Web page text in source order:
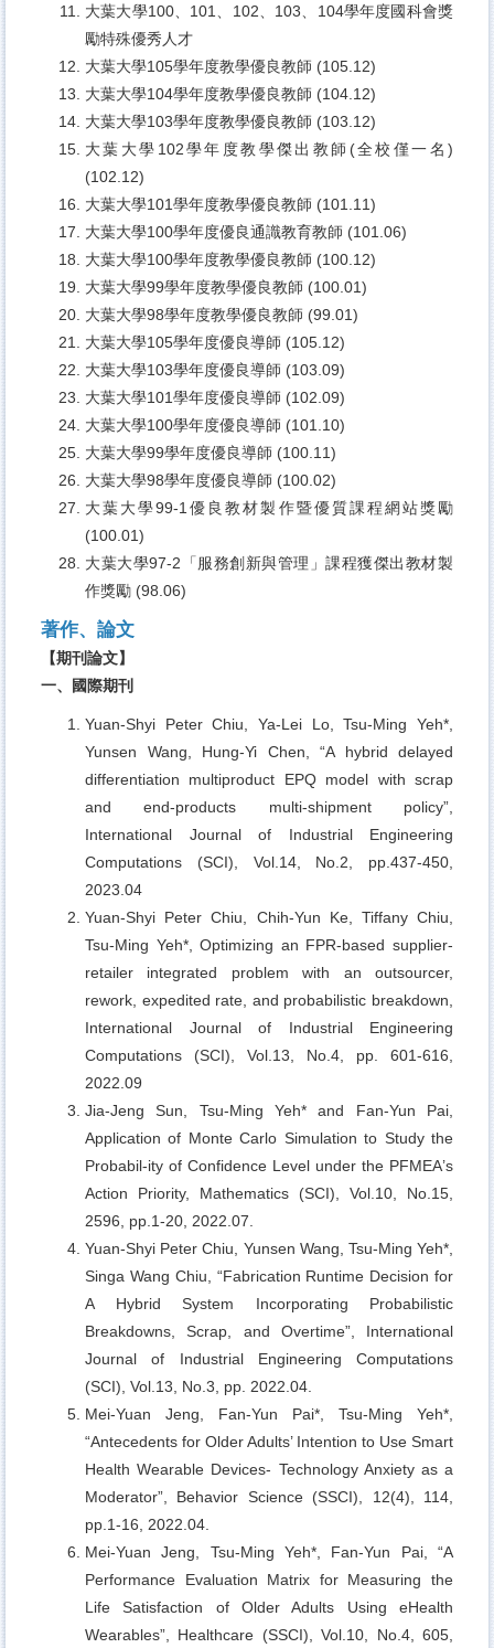
大葉大學100、101、102、103、104學年度國科會獎
勵特殊優秀人才
大葉大學105學年度教學優良教師 (105.12)
大葉大學104學年度教學優良教師 (104.12)
大葉大學103學年度教學優良教師 (103.12)
大葉大學102學年度教學傑出教師(全校僅一名)
(102.12)
大葉大學101學年度教學優良教師 (101.11)
大葉大學100學年度優良通識教育教師 (101.06)
大葉大學100學年度教學優良教師 (100.12)
大葉大學99學年度教學優良教師 (100.01)
大葉大學98學年度教學優良教師 (99.01)
大葉大學105學年度優良導師 (105.12)
大葉大學103學年度優良導師 (103.09)
大葉大學101學年度優良導師 (102.09)
大葉大學100學年度優良導師 (101.10)
大葉大學99學年度優良導師 (100.11)
大葉大學98學年度優良導師 (100.02)
大葉大學99-1優良教材製作暨優質課程網站獎勵
(100.01)
大葉大學97-2「服務創新與管理」課程獲傑出教材製
作獎勵 (98.06)
著作、論文
【期刊論文】
一、國際期刊
Yuan-Shyi Peter Chiu, Ya-Lei Lo, Tsu-Ming Yeh*,
Yunsen Wang, Hung-Yi Chen, “A hybrid delayed
differentiation multiproduct EPQ model with scrap
and end-products multi-shipment policy”,
International Journal of Industrial Engineering
Computations (SCI), Vol.14, No.2, pp.437-450,
2023.04
Yuan-Shyi Peter Chiu, Chih-Yun Ke, Tiffany Chiu,
Tsu-Ming Yeh*, Optimizing an FPR-based supplier-
retailer integrated problem with an outsourcer,
rework, expedited rate, and probabilistic breakdown,
International Journal of Industrial Engineering
Computations (SCI), Vol.13, No.4, pp. 601-616,
2022.09
Jia-Jeng Sun, Tsu-Ming Yeh* and Fan-Yun Pai,
Application of Monte Carlo Simulation to Study the
Probabil-ity of Confidence Level under the PFMEA’s
Action Priority, Mathematics (SCI), Vol.10, No.15,
2596, pp.1-20, 2022.07.
Yuan-Shyi Peter Chiu, Yunsen Wang, Tsu-Ming Yeh*,
Singa Wang Chiu, “Fabrication Runtime Decision for
A Hybrid System Incorporating Probabilistic
Breakdowns, Scrap, and Overtime”, International
Journal of Industrial Engineering Computations
(SCI), Vol.13, No.3, pp. 2022.04.
Mei-Yuan Jeng, Fan-Yun Pai*, Tsu-Ming Yeh*,
“Antecedents for Older Adults’ Intention to Use Smart
Health Wearable Devices- Technology Anxiety as a
Moderator”, Behavior Science (SSCI), 12(4), 114,
pp.1-16, 2022.04.
Mei-Yuan Jeng, Tsu-Ming Yeh*, Fan-Yun Pai, “A
Performance Evaluation Matrix for Measuring the
Life Satisfaction of Older Adults Using eHealth
Wearables”, Healthcare (SSCI), Vol.10, No.4, 605,